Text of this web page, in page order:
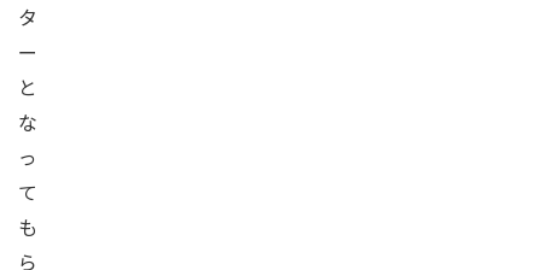
タ
ー
と
な
っ
て
も
ら